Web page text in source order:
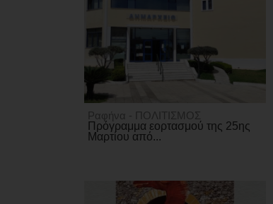
Ραφήνα - ΠΟΛΙΤΙΣΜΟΣ
Πρόγραμμα εορτασμού της 25ης
Μαρτίου από...